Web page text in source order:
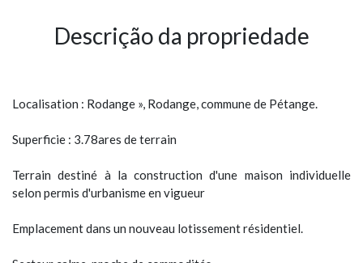
Descrição da propriedade
Localisation : Rodange », Rodange, commune de Pétange.
Superficie : 3.78ares de terrain
Terrain destiné à la construction d'une maison individuelle
selon permis d'urbanisme en vigueur
Emplacement dans un nouveau lotissement résidentiel.